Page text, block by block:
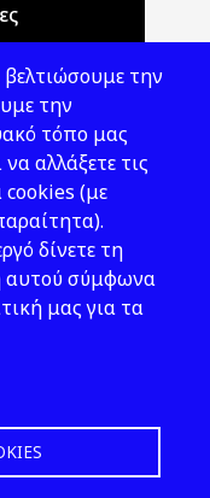
μας
την
την
τόπο μας
αλλάξετε τις
cookies (με
δίνετε τη
αυτού σύμφωνα
μας για τα